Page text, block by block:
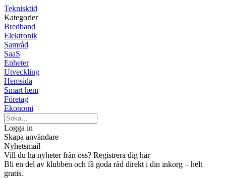
Teknisktid
Kategorier
Bredband
Elektronik
Samråd
SaaS
Enheter
Utveckling
Hemsida
Smart hem
Företag
Ekonomi
Logga in
Skapa användare
Nyhetsmail
Vill du ha nyheter från oss? Registrera dig här
Bli en del av klubben och få goda råd direkt i din inkorg – helt
gratis.